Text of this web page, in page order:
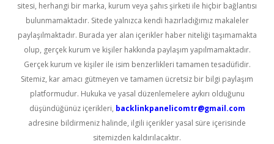
sitesi, herhangi bir marka, kurum veya şahıs şirketi ile hiçbir bağlantısı
bulunmamaktadır. Sitede yalnızca kendi hazırladığımız makaleler
paylaşılmaktadır. Burada yer alan içerikler haber niteliği taşımamakta
olup, gerçek kurum ve kişiler hakkında paylaşım yapılmamaktadır.
Gerçek kurum ve kişiler ile isim benzerlikleri tamamen tesadüfidir.
Sitemiz, kar amacı gütmeyen ve tamamen ücretsiz bir bilgi paylaşım
platformudur. Hukuka ve yasal düzenlemelere aykırı olduğunu
düşündüğünüz içerikleri, backlinkpanelicomtr@gmail.com
adresine bildirmeniz halinde, ilgili içerikler yasal süre içerisinde
sitemizden kaldırılacaktır.